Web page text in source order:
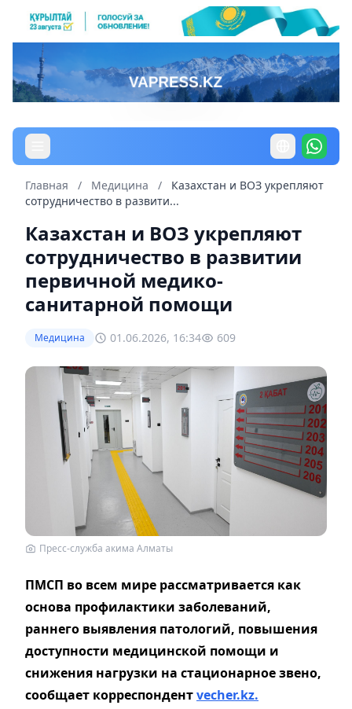
Главная / Медицина /
Казахстан и ВОЗ укрепляют
сотрудничество в развити...
Казахстан и ВОЗ укрепляют
сотрудничество в развитии
первичной медико-
санитарной помощи
Медицина 01.06.2026, 16:34 609
Пресс-служба акима Алматы
ПМСП во всем мире рассматривается как
основа профилактики заболеваний,
раннего выявления патологий, повышения
доступности медицинской помощи и
снижения нагрузки на стационарное звено,
сообщает корреспондентvecher.kz.